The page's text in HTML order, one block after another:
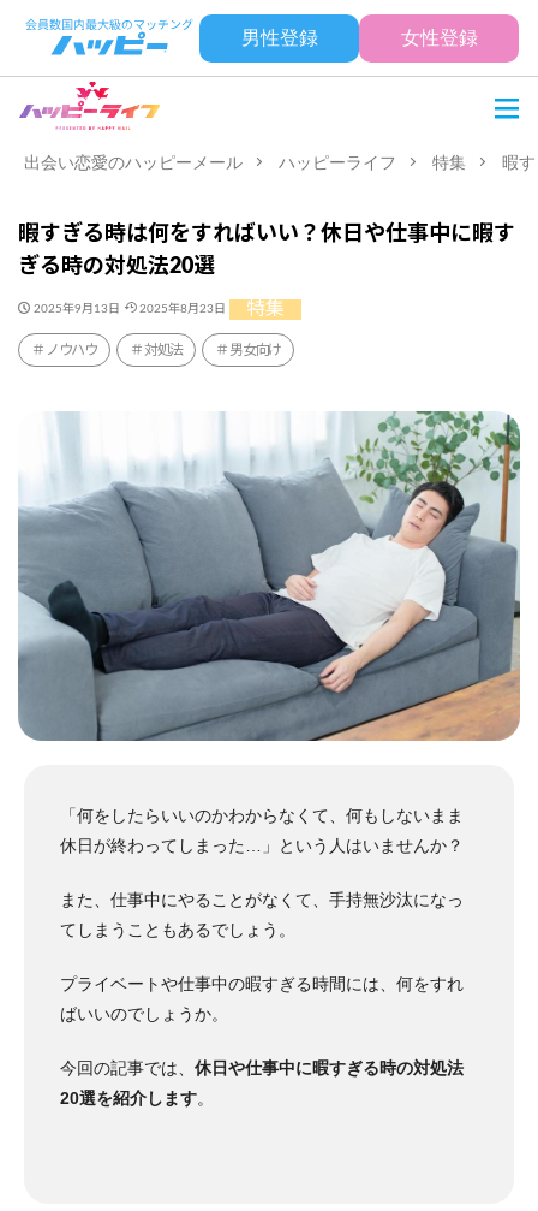
男性登録 女性登録
出会い恋愛のハッピーメール ハッピーライフ 特集 暇
暇すぎる時は何をすればいい？休日や仕事中に暇す
ぎる時の対処法20選
2025年9月13日 2025年8月23日 特集
ノウハウ 対処法 男女向け
「何をしたらいいのかわからなくて、何もしないまま
休日が終わってしまった…」という人はいませんか？
また、仕事中にやることがなくて、手持無沙汰になっ
てしまうこともあるでしょう。
プライベートや仕事中の暇すぎる時間には、何をすれ
ばいいのでしょうか。
今回の記事では、 休日や仕事中に暇すぎる時の対処法
20選を紹介します。